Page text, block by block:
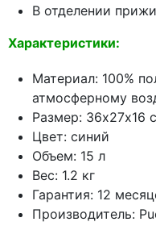
В отделении
Характеристики:
Материал: 100%
атмосферному
Размер: 36х27х16
Цвет: синий
Объем: 15 л
Вес: 1.2 кг
Гарантия: 12
Производитель: